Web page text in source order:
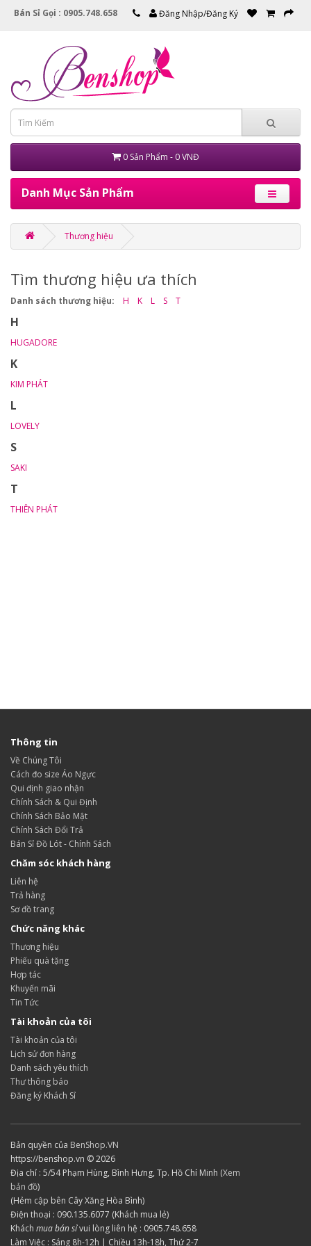
Bán Sỉ Gọi : 0905.748.658 Đăng Nhập/Đăng Ký
0 Sản Phẩm - 0 VNĐ
Danh Mục Sản Phẩm
Thương hiệu
Tìm thương hiệu ưa thích
Danh sách thương hiệu: H K L S T
H
HUGADORE
K
KIM PHÁT
L
LOVELY
S
SAKI
T
THIÊN PHÁT
Thông tin
Về Chúng Tôi
Cách đo size Áo Ngực
Qui định giao nhận
Chính Sách & Qui Định
Chính Sách Bảo Mật
Chính Sách Đổi Trả
Bán Sỉ Đồ Lót - Chính Sách
Chăm sóc khách hàng
Liên hệ
Trả hàng
Sơ đồ trang
Chức năng khác
Thương hiệu
Phiếu quà tặng
Hợp tác
Khuyến mãi
Tin Tức
Tài khoản của tôi
Tài khoản của tôi
Lịch sử đơn hàng
Danh sách yêu thích
Thư thông báo
Đăng ký Khách Sỉ
Bản quyền của BenShop.VN
https://benshop.vn © 2026
Địa chỉ : 5/54 Phạm Hùng, Bình Hưng, Tp. Hồ Chí Minh (Xem
bản đồ)
(Hẻm cập bên Cây Xăng Hòa Bình)
Điện thoại : 090.135.6077 (Khách mua lẻ)
Khách mua bán sỉvui lòng liên hệ : 0905.748.658
Làm Việc : Sáng 8h-12h | Chiều 13h-18h, Thứ 2-7